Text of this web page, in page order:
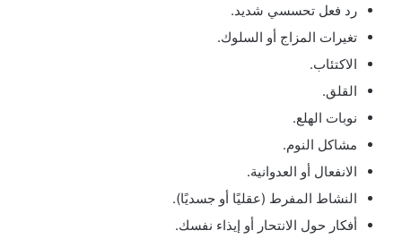
رد فعل تحسسي شديد.
تغيرات المزاج أو السلوك.
الاكتئاب.
القلق.
نوبات الهلع.
مشاكل النوم.
الانفعال أو العدوانية.
النشاط المفرط (عقليًا أو جسديًا).
أفكار حول الانتحار أو إيذاء نفسك.